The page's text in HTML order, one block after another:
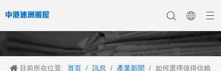
目前所在位置: 首页 / 訊息 / 產業新聞 / 如何選擇值得信賴